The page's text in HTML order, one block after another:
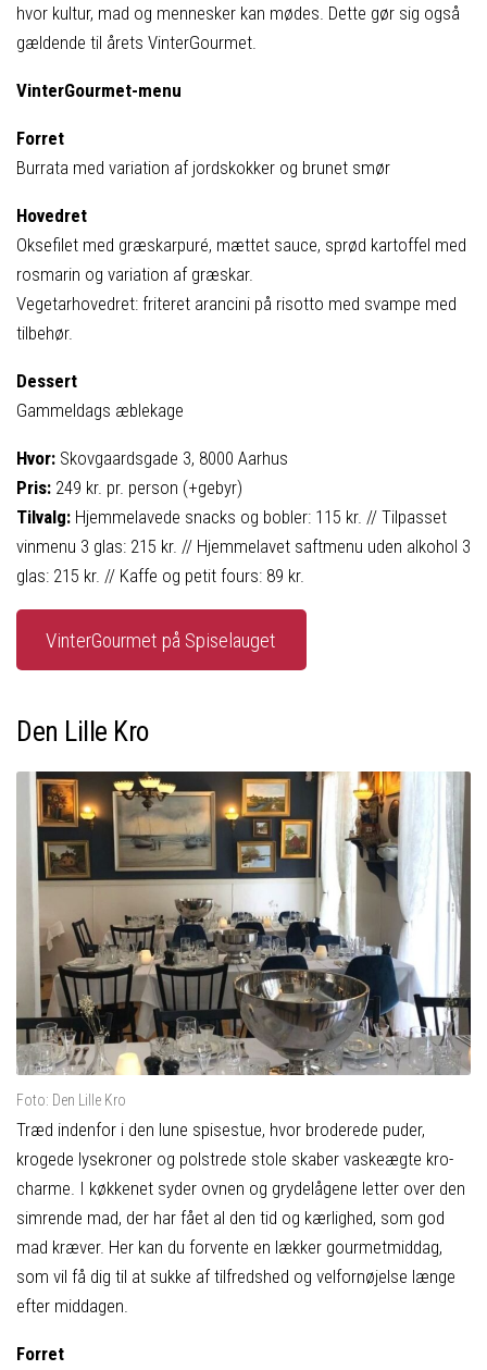
hvor kultur, mad og mennesker kan mødes. Dette gør sig også
gældende til årets VinterGourmet.
VinterGourmet-menu
Forret
Burrata med variation af jordskokker og brunet smør
Hovedret
Oksefilet med græskarpuré, mættet sauce, sprød kartoffel med
rosmarin og variation af græskar.
Vegetarhovedret: friteret arancini på risotto med svampe med
tilbehør.
Dessert
Gammeldags æblekage
Hvor: Skovgaardsgade 3, 8000 Aarhus
Pris: 249 kr. pr. person (+gebyr)
Tilvalg: Hjemmelavede snacks og bobler: 115 kr. // Tilpasset
vinmenu 3 glas: 215 kr. // Hjemmelavet saftmenu uden alkohol 3
glas: 215 kr. // Kaffe og petit fours: 89 kr.
VinterGourmet på Spiselauget
Den Lille Kro
Foto: Den Lille Kro
Træd indenfor i den lune spisestue, hvor broderede puder,
krogede lysekroner og polstrede stole skaber vaskeægte kro-
charme. I køkkenet syder ovnen og grydelågene letter over den
simrende mad, der har fået al den tid og kærlighed, som god
mad kræver. Her kan du forvente en lækker gourmetmiddag,
som vil få dig til at sukke af tilfredshed og velfornøjelse længe
efter middagen.
Forret